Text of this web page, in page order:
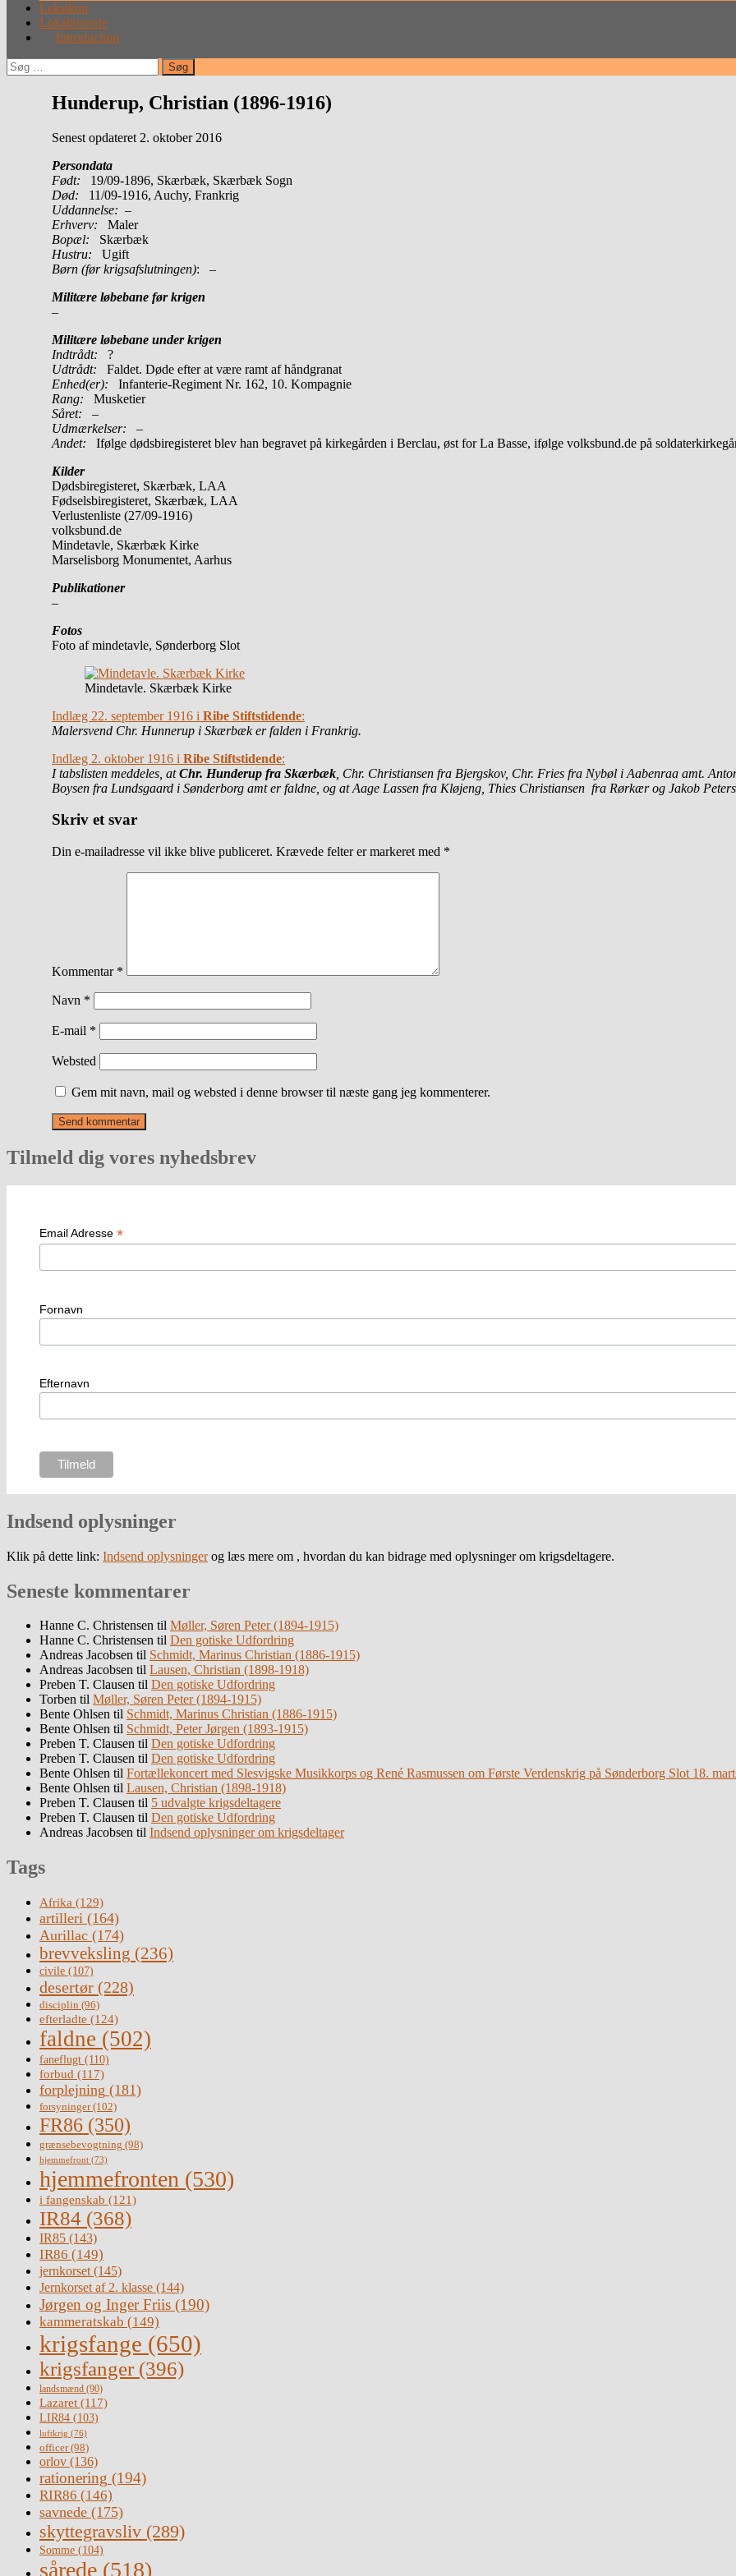
Leksikon
Lokalhistorie
Introduction
Søg
efter:
Hunderup, Christian (1896-1916)
Senest opdateret 2. oktober 2016
Persondata
Født: 19/09-1896, Skærbæk, Skærbæk Sogn
Død: 11/09-1916, Auchy, Frankrig
Uddannelse: –
Erhverv: Maler
Bopæl: Skærbæk
Hustru: Ugift
Børn (før krigsafslutningen): –
Militære løbebane før krigen
–
Militære løbebane under krigen
Indtrådt: ?
Udtrådt: Faldet. Døde efter at være ramt af håndgranat
Enhed(er):
Infanterie-Regiment Nr. 162, 10. Kompagnie
Rang:
Musketier
Såret: –
Udmærkelser: –
Andet: Ifølge dødsbiregisteret blev han begravet på kirkegården i Berclau, øst for La Basse, ifølge volksbund.de på
Kilder
Dødsbiregisteret, Skærbæk, LAA
Fødselsbiregisteret, Skærbæk, LAA
Verlustenliste (27/09-1916)
volksbund.de
Mindetavle, Skærbæk Kirke
Marselisborg Monumentet, Aarhus
Publikationer
–
Fotos
Foto af mindetavle, Sønderborg Slot
Mindetavle. Skærbæk Kirke
Indlæg 22. september 1916 i Ribe Stiftstidende:
Malersvend Chr. Hunnerup i Skærbæk er falden i Frankrig.
Indlæg 2. oktober 1916 i Ribe Stiftstidende:
I tabslisten meddeles, atChr. Hunderup fra Skærbæk , Chr. Christiansen fra Bjergskov, Chr. Fries fra Nybøl i Aabenraa amt.
Boysen fra Lundsgaard i Sønderborg amt er faldne, og at Aage Lassen fra Kløjeng, Thies Christiansen fra Rørkær og Jakob
Skriv et svar
Din e-mailadresse vil ikke blive publiceret. Krævede felter er markeret med *
Kommentar *
Navn *
E-mail *
Websted
Gem mit navn, mail og websted i denne browser til næste gang jeg kommenterer.
Tilmeld dig vores nyhedsbrev
Email Adresse *
Fornavn
Efternavn
Indsend oplysninger
Klik på dette link: Indsend oplysningerog læs mere om , hvordan du kan bidrage med oplysninger om krigsdeltagere.
Seneste kommentarer
Hanne C. Christensen til Møller, Søren Peter (1894-1915)
Hanne C. Christensen til Den gotiske Udfordring
Andreas Jacobsen til Schmidt, Marinus Christian (1886-1915)
Andreas Jacobsen til Lausen, Christian (1898-1918)
Preben T. Clausen til Den gotiske Udfordring
Torben til Møller, Søren Peter (1894-1915)
Bente Ohlsen til Schmidt, Marinus Christian (1886-1915)
Bente Ohlsen til Schmidt, Peter Jørgen (1893-1915)
Preben T. Clausen til Den gotiske Udfordring
Preben T. Clausen til Den gotiske Udfordring
Bente Ohlsen til Fortællekoncert med Slesvigske Musikkorps og René Rasmussen om Første Verdenskrig på Sønderborg Slot 18.
Bente Ohlsen til Lausen, Christian (1898-1918)
Preben T. Clausen til 5 udvalgte krigsdeltagere
Preben T. Clausen til Den gotiske Udfordring
Andreas Jacobsen til Indsend oplysninger om krigsdeltager
Tags
Afrika (129)
artilleri (164)
Aurillac (174)
brevveksling (236)
civile (107)
desertør (228)
disciplin (96)
efterladte (124)
faldne (502)
faneflugt (110)
forbud (117)
forplejning (181)
forsyninger(102)
FR86 (350)
grænsebevogtning (98)
hjemmefront (73)
hjemmefronten (530)
i fangenskab (121)
IR84 (368)
IR85 (143)
IR86 (149)
jernkorset(145)
Jernkorset af 2. klasse (144)
Jørgen og Inger Friis (190)
kammeratskab (149)
krigsfange (650)
krigsfanger (396)
landsmænd (90)
Lazaret (117)
LIR84 (103)
luftkrig (76)
officer(98)
orlov (136)
rationering (194)
RIR86 (146)
savnede (175)
skyttegravsliv (289)
Somme (104)
sårede (518)